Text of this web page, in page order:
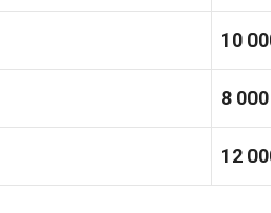
10
8
12